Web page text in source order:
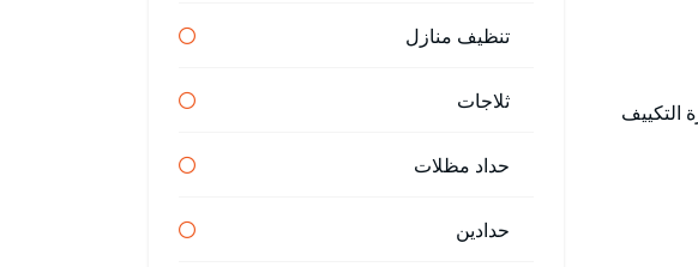
تنظيف منازل
ثلاجات
حداد مظلات
حدادين